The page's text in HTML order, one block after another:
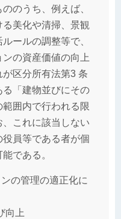
のうち、例えば、
美化や清掃、景観
ールの調整等で、
の資産価値の向上
区分所有法第3 条
「建物並びにその
囲内で行われる限
これに該当しない
員等である者が個
である。
の管理の適正化に
向上